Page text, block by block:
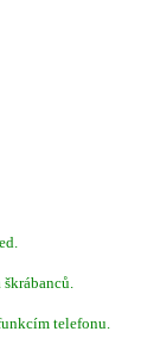
telefonu.